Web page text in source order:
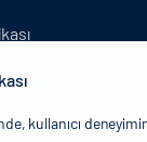
kullanıcı